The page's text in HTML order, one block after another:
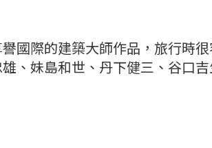
國際的建築大師作品，旅行時
、妹島和世、丹下健三、谷口